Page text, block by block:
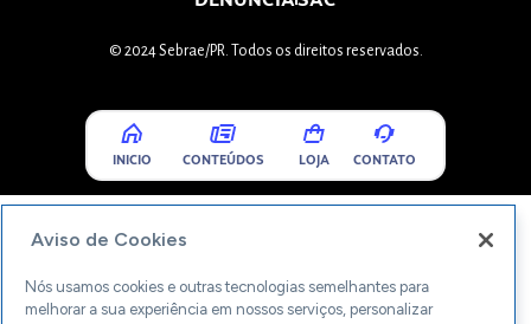
© 2024 Sebrae/PR. Todos os direitos reservados.
INICIO CONTEÚDOS LOJA CONTATO
Aviso de Cookies
Nós usamos cookies e outras tecnologias semelhantes para
melhorar a sua experiência em nossos serviços, personalizar